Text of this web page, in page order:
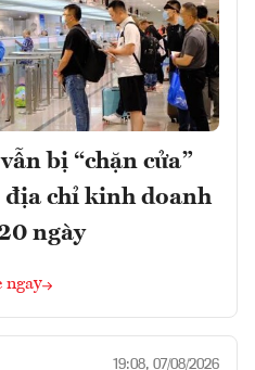
bị “chặn cửa”
địa chỉ kinh doanh
ngày
ngay
19:08, 07/08/2026